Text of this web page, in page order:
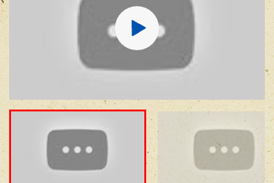
Прикрепить фото